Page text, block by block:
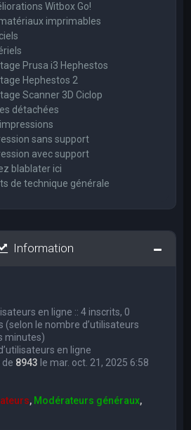
Witbox Go!
matériaux imprimables
Prusa i3 Hephestos
Hephestos 2
Scanner 3D Ciclop
détachées
sans support
avec support
blablater ici
de technique générale
Information
en ligne :: 4 inscrits, 0
(selon le nombre d’utilisateurs
minutes)
en ligne
8943 le mar. oct. 21, 2025 6:58
, Modérateurs généraux,